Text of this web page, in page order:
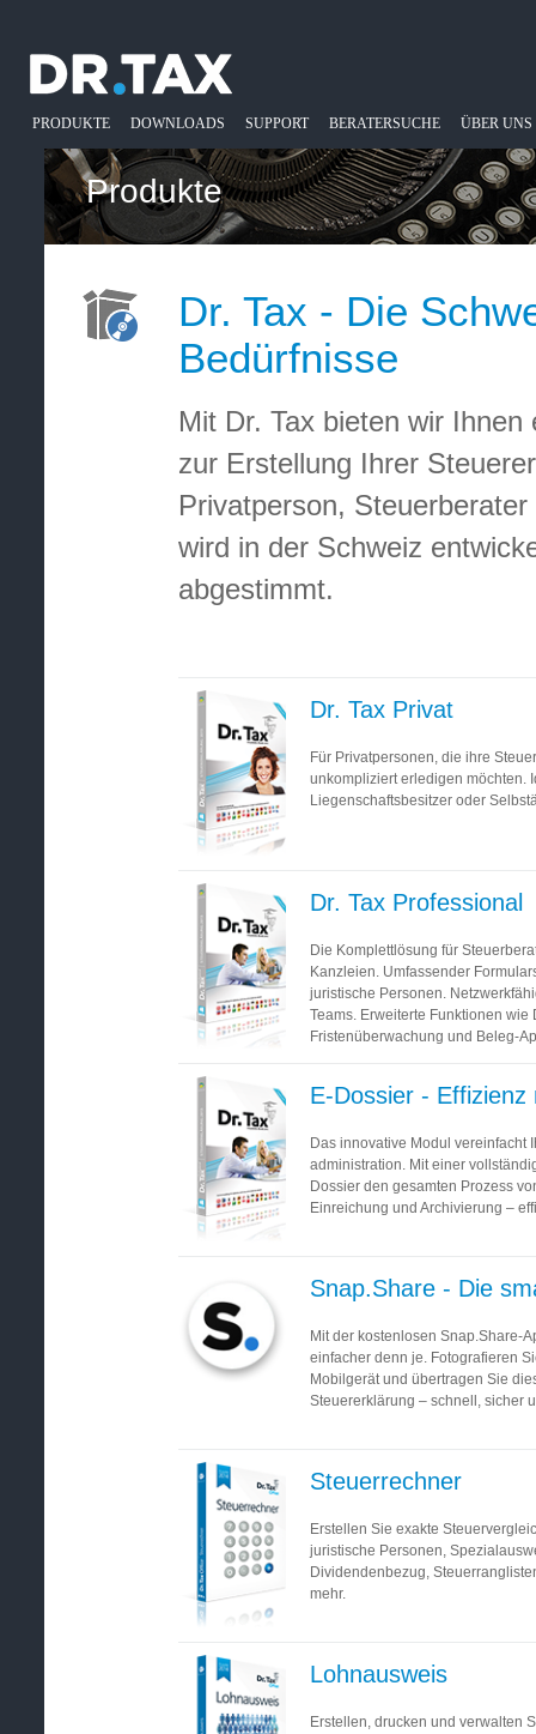
PRODUKTE DOWNLOADS SUPPORT BERATERSUCHE ÜBER UNS
Produkte
Dr. Tax - Die
Bedürfnisse
Mit Dr. Tax bieten wir
zur Erstellung Ihrer
Privatperson,
wird in der Schweiz
abgestimmt.
Dr. Tax Privat
Für Privatpersonen, die ihre
unkompliziert erledigen möchten.
Liegenschaftsbesitzer oder
Dr. Tax Professional
Die Komplettlösung für
Kanzleien. Umfassender
juristische Personen.
Teams. Erweiterte Funktionen wie
Fristenüberwachung und Beleg-
E-Dossier - Effizienz
Das innovative Modul vereinfacht
administration. Mit einer
Dossier den gesamten Prozess
Einreichung und Archivierung –
Snap.Share - Die
Mit der kostenlosen Snap.Share-
einfacher denn je. Fotografieren
Mobilgerät und übertragen Sie
Steuererklärung – schnell, sicher
Steuerrechner
Erstellen Sie exakte
juristische Personen,
Dividendenbezug,
mehr.
Lohnausweis
Erstellen, drucken und verwalten